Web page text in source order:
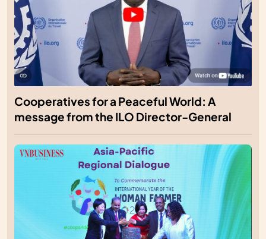
Cooperatives for a Peaceful World: A
message from the ILO Director-General